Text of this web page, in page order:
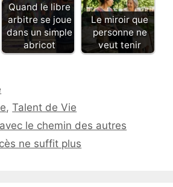
Quand le libre
arbitre se joue
dans un simple
abricot
Le miroir que
personne ne
veut tenir
,Talent de Vie
le chemin des autres
ne suffit plus